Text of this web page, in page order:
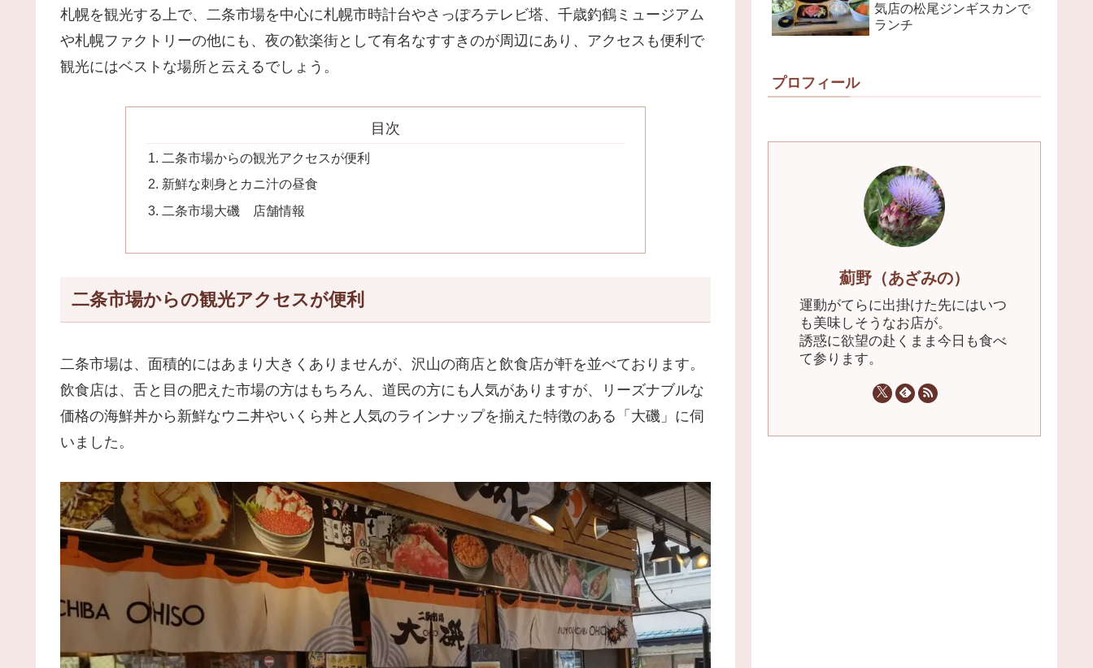
札幌を観光する上で、二条市場を中心に札幌市時計台やさっぽろテレビ塔、千歳釣鶴ミュージアム
や札幌ファクトリーの他にも、夜の歓楽街として有名なすすきのが周辺にあり、アクセスも便利で
観光にはベストな場所と云えるでしょう。
目次
二条市場からの観光アクセスが便利
新鮮な刺身とカニ汁の昼食
二条市場大磯 店舗情報
二条市場からの観光アクセスが便利
二条市場は、面積的にはあまり大きくありませんが、沢山の商店と飲食店が軒を並べております。
飲食店は、舌と目の肥えた市場の方はもちろん、道民の方にも人気がありますが、リーズナブルな
価格の海鮮丼から新鮮なウニ丼やいくら丼と人気のラインナップを揃えた特徴のある「大磯」に伺
いました。
気店の松尾ジンギスカンで
ランチ
プロフィール
薊野（あざみの）
運動がてらに出掛けた先にはいつ
も美味しそうなお店が。
誘惑に欲望の赴くまま今日も食べ
て参ります。